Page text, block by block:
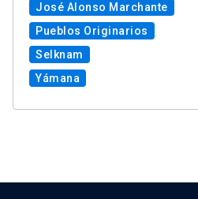
José Alonso Marchante
Pueblos Originarios
Selknam
Yámana